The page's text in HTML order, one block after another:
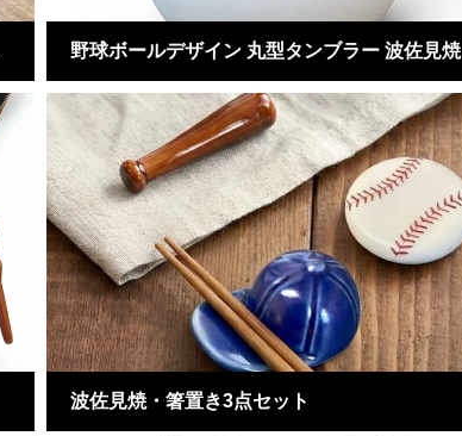
野球ボールデザイン 丸型タンブラー 波佐見焼
波佐見焼・箸置き3点セット